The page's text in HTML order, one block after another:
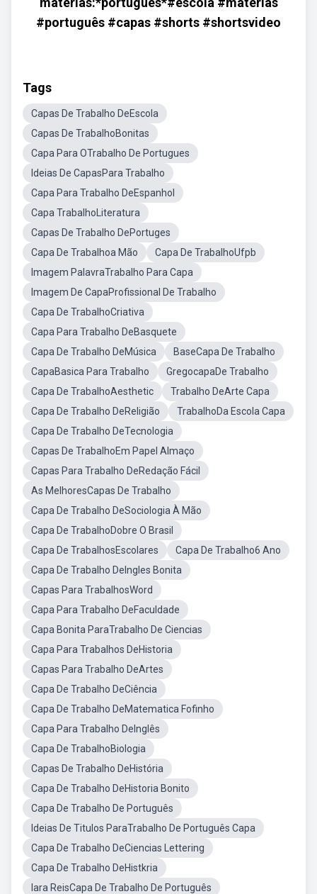
#português #capas #shorts #shortsvideo
Tags
Capas De Trabalho DeEscola
Capas De TrabalhoBonitas
Capa Para OTrabalho De Portugues
Ideias De CapasPara Trabalho
Capa Para Trabalho DeEspanhol
Capa TrabalhoLiteratura
Capas De Trabalho DePortuges
Capa De Trabalhoa Mão
Capa De TrabalhoUfpb
Imagem PalavraTrabalho Para Capa
Imagem De CapaProfissional De Trabalho
Capa De TrabalhoCriativa
Capa Para Trabalho DeBasquete
Capa De Trabalho DeMúsica
BaseCapa De Trabalho
CapaBasica Para Trabalho
GregocapaDe Trabalho
Capa De TrabalhoAesthetic
Trabalho DeArte Capa
Capa De Trabalho DeReligião
TrabalhoDa Escola Capa
Capa De Trabalho DeTecnologia
Capas De TrabalhoEm Papel Almaço
Capas Para Trabalho DeRedação Fácil
As MelhoresCapas De Trabalho
Capa De Trabalho DeSociologia À Mão
Capa De TrabalhoDobre O Brasil
Capa De TrabalhosEscolares
Capa De Trabalho6 Ano
Capa De Trabalho DeIngles Bonita
Capas Para TrabalhosWord
Capa Para Trabalho DeFaculdade
Capa Bonita ParaTrabalho De Ciencias
Capa Para Trabalhos DeHistoria
Capas Para Trabalho DeArtes
Capa De Trabalho DeCiência
Capa De Trabalho DeMatematica Fofinho
Capa Para Trabalho DeInglês
Capa De TrabalhoBiologia
Capas De Trabalho DeHistória
Capa De Trabalho DeHistoria Bonito
Capa De Trabalho De Português
Ideias De Titulos ParaTrabalho De Português Capa
Capa De Trabalho DeCiencias Lettering
Capa De Trabalho DeHistkria
Iara ReisCapa De Trabalho De Português